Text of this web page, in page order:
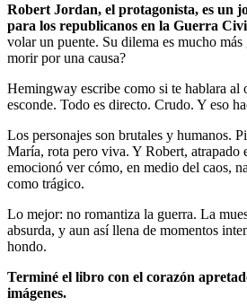
Robert Jordan, el protagonista, es un
para los republicanos en la Guerra
volar un puente. Su dilema es mucho más
morir por una causa?
Hemingway escribe como si te hablara al
esconde. Todo es directo. Crudo. Y eso
Los personajes son brutales y humanos.
María, rota pero viva. Y Robert, atrapado
emocionó ver cómo, en medio del caos,
como trágico.
Lo mejor: no romantiza la guerra. La
absurda, y aun así llena de momentos
hondo.
Terminé el libro con el corazón
imágenes.